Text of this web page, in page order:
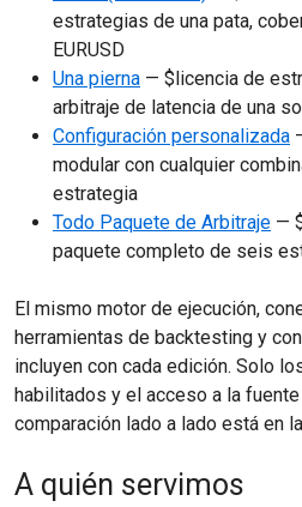
estrategias de una pata,
EURUSD
Una pierna — $licencia de
arbitraje de latencia de una
Configuración personalizada
modular con cualquier
estrategia
Todo Paquete de Arbitraje —
paquete completo de seis
El mismo motor de ejecución,
herramientas de backtesting y
incluyen con cada edición. Solo
habilitados y el acceso a la
comparación lado a lado está en la
A quién servimos